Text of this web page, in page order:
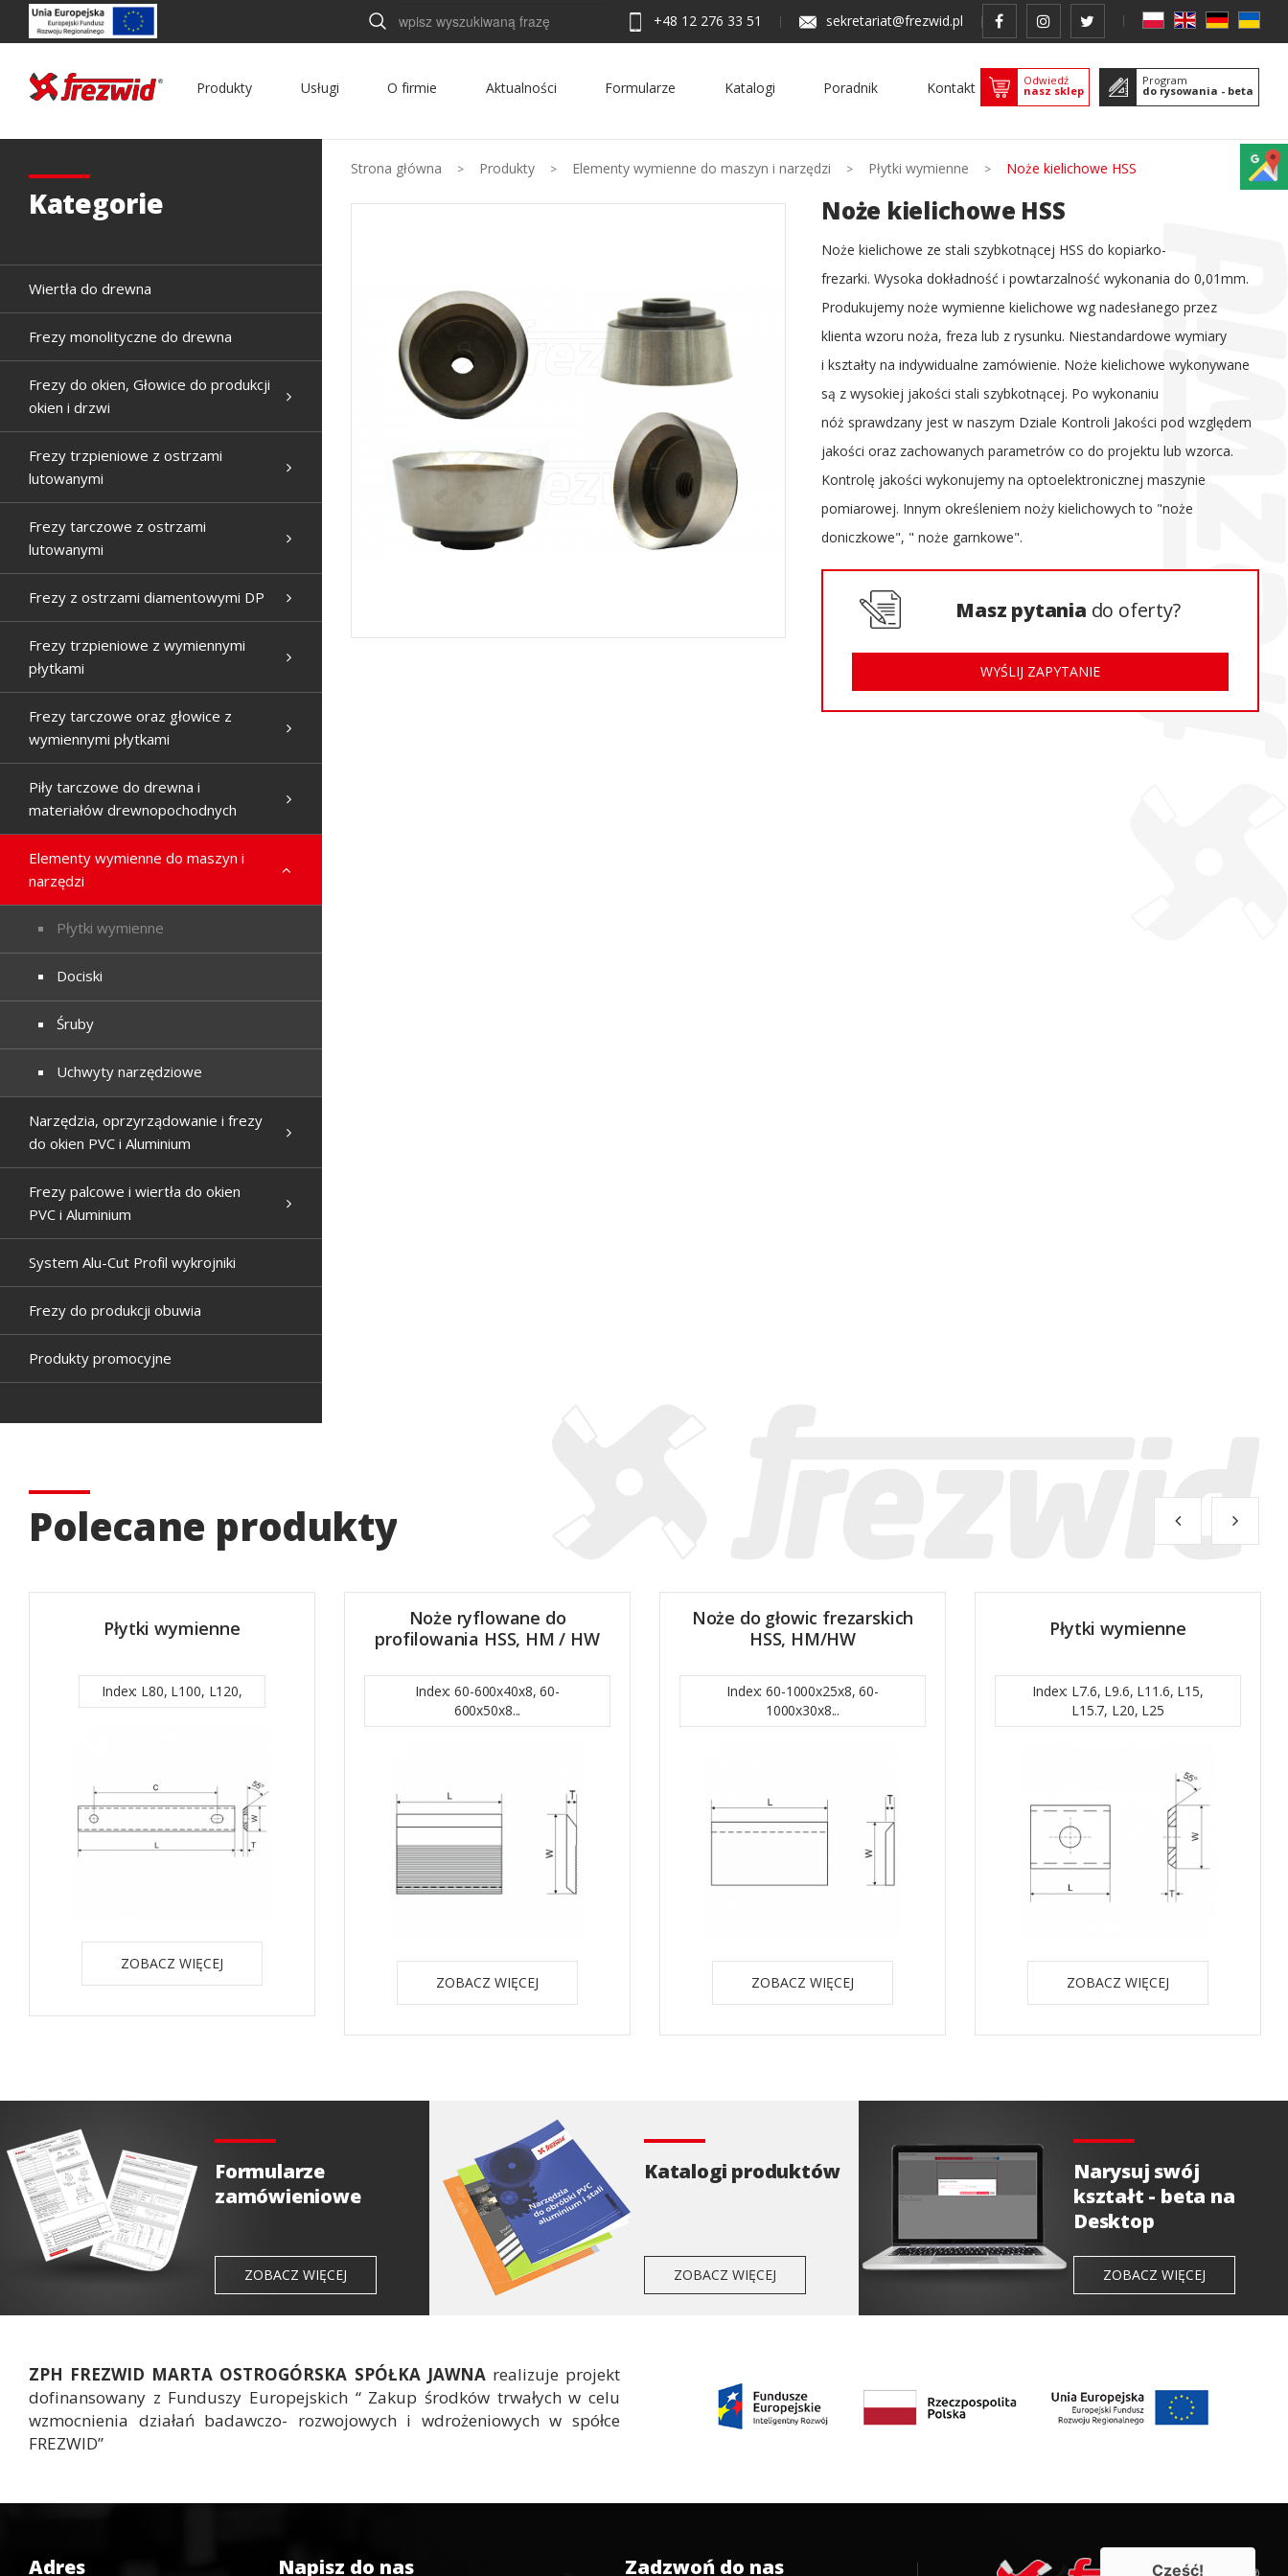
+48 12 276 33 51 sekretariat@frezwid.pl
Szukaj
Odwiedź
nasz sklep
Program
do rysowania - beta
Produkty Usługi O firmie Aktualności Formularze Katalogi Poradnik Kontakt
Kategorie
Wiertła do drewna
Frezy monolityczne do drewna
Frezy do okien, Głowice do produkcji
okien i drzwi
Frezy trzpieniowe z ostrzami
lutowanymi
Frezy tarczowe z ostrzami
lutowanymi
Frezy z ostrzami diamentowymi DP
Frezy trzpieniowe z wymiennymi
płytkami
Frezy tarczowe oraz głowice z
wymiennymi płytkami
Piły tarczowe do drewna i
materiałów drewnopochodnych
Elementy wymienne do maszyn i
narzędzi
Płytki wymienne
Dociski
Śruby
Uchwyty narzędziowe
Narzędzia, oprzyrządowanie i frezy
do okien PVC i Aluminium
Frezy palcowe i wiertła do okien
PVC i Aluminium
System Alu-Cut Profil wykrojniki
Frezy do produkcji obuwia
Produkty promocyjne
Strona główna Produkty Elementy wymienne do maszyn i narzędzi Płytki wymienne Noże kielichowe HSS
Noże kielichowe HSS
Noże kielichowe ze stali szybkotnącej HSS do kopiarko-
frezarki. Wysoka dokładność i powtarzalność wykonania do 0,01mm.
Produkujemy noże wymienne kielichowe wg nadesłanego przez
klienta wzoru noża, freza lub z rysunku. Niestandardowe wymiary
i kształty na indywidualne zamówienie. Noże kielichowe wykonywane
są z wysokiej jakości stali szybkotnącej. Po wykonaniu
nóż sprawdzany jest w naszym Dziale Kontroli Jakości pod względem
jakości oraz zachowanych parametrów co do projektu lub wzorca.
Kontrolę jakości wykonujemy na optoelektronicznej maszynie
pomiarowej. Innym określeniem noży kielichowych to "noże
doniczkowe", " noże garnkowe".
Masz pytania do oferty?
WYŚLIJ ZAPYTANIE
Polecane produkty
Płytki wymienne
Index: L80, L100, L120,
ZOBACZ WIĘCEJ
Noże ryflowane do
profilowania HSS, HM / HW
Index: 60-600x40x8, 60-
600x50x8...
ZOBACZ WIĘCEJ
Noże do głowic frezarskich
HSS, HM/HW
Index: 60-1000x25x8, 60-
1000x30x8...
ZOBACZ WIĘCEJ
Płytki wymienne
Index: L7.6, L9.6, L11.6, L15,
L15.7, L20, L25
ZOBACZ WIĘCEJ
Formularze
zamówieniowe
ZOBACZ WIĘCEJ
Katalogi produktów
ZOBACZ WIĘCEJ
Narysuj swój
kształt - beta na
Desktop
ZOBACZ WIĘCEJ
ZPH FREZWID MARTA OSTROGÓRSKA SPÓŁKA JAWNArealizuje projekt
dofinansowany z Funduszy Europejskich “ Zakup środków trwałych w celu
wzmocnienia działań badawczo- rozwojowych i wdrożeniowych w spółce
FREZWID”
Adres Napisz do nas Zadzwoń do nas Cześć!